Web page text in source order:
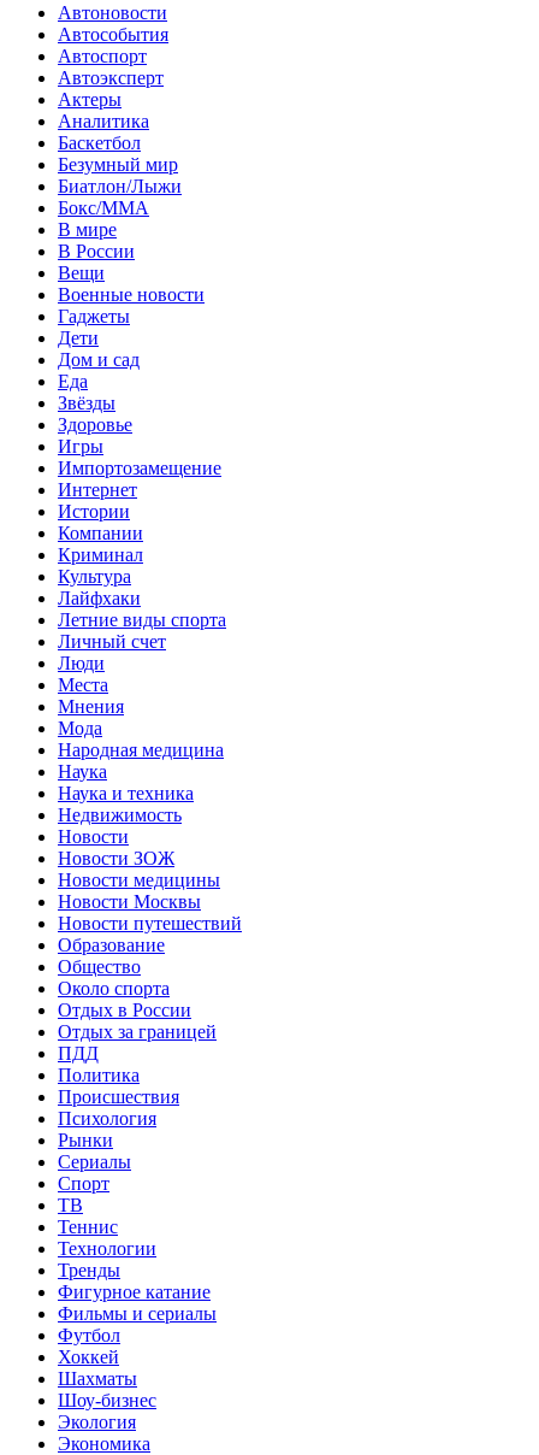
Автоновости
Автособытия
Автоспорт
Автоэксперт
Актеры
Аналитика
Баскетбол
Безумный мир
Биатлон/Лыжи
Бокс/MMA
В мире
В России
Вещи
Военные новости
Гаджеты
Дети
Дом и сад
Еда
Звёзды
Здоровье
Игры
Импортозамещение
Интернет
Истории
Компании
Криминал
Культура
Лайфхаки
Летние виды спорта
Личный счет
Люди
Места
Мнения
Мода
Народная медицина
Наука
Наука и техника
Недвижимость
Новости
Новости ЗОЖ
Новости медицины
Новости Москвы
Новости путешествий
Образование
Общество
Около спорта
Отдых в России
Отдых за границей
ПДД
Политика
Происшествия
Психология
Рынки
Сериалы
Спорт
ТВ
Теннис
Технологии
Тренды
Фигурное катание
Фильмы и сериалы
Футбол
Хоккей
Шахматы
Шоу-бизнес
Экология
Экономика